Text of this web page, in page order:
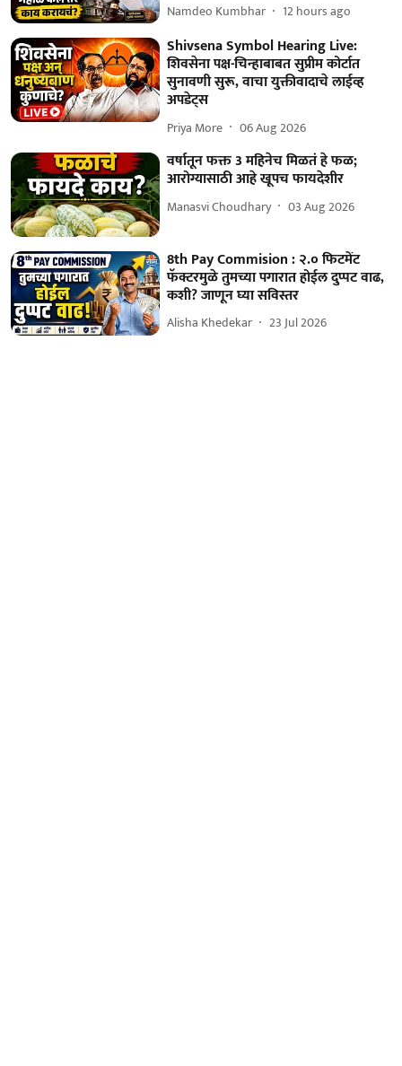
Namdeo Kumbhar 12 hours ago
Shivsena Symbol Hearing Live:
शिवसेना पक्ष-चिन्हाबाबत सुप्रीम कोर्टात
सुनावणी सुरू, वाचा युक्तीवादाचे लाईव्ह
अपडेट्स
Priya More 06 Aug 2026
वर्षातून फक्त 3 महिनेच मिळतं हे फळ;
आरोग्यासाठी आहे खूपच फायदेशीर
Manasvi Choudhary 03 Aug 2026
8th Pay Commision : २.० फिटमेंट
फॅक्टरमुळे तुमच्या पगारात होईल दुप्पट वाढ,
कशी? जाणून घ्या सविस्तर
Alisha Khedekar 23 Jul 2026